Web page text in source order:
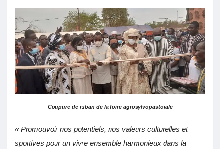
Coupure de ruban de la foire agrosylvopastorale
« Promouvoir nos potentiels, nos valeurs culturelles et
sportives pour un vivre ensemble harmonieux dans la